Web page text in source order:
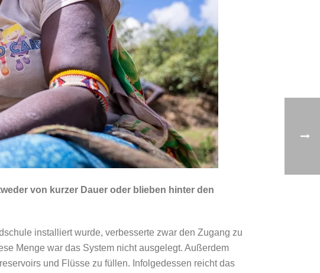
von kurzer Dauer oder blieben hinter den
installiert wurde, verbesserte zwar den Zugang zu
Menge war das System nicht ausgelegt. Außerdem
und Flüsse zu füllen. Infolgedessen reicht das